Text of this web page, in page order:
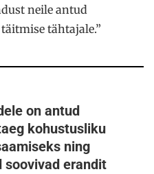
neile antud
tähtajale.”
ele on antud
kohustusliku
ning
soovivad erandit